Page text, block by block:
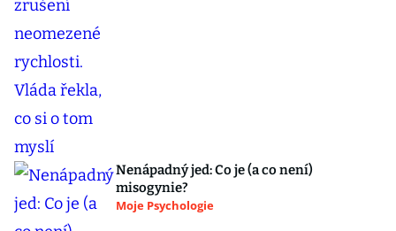
Nenápadný jed: Co je (a co není)
misogynie?
Moje Psychologie